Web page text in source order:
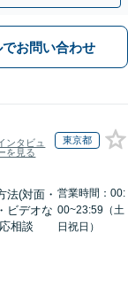
でお問い合わせ
ンタビュ
を見る
東京都
法(対面・
ビデオな
相談
営業時間：00:
00~23:59（土
日祝日）